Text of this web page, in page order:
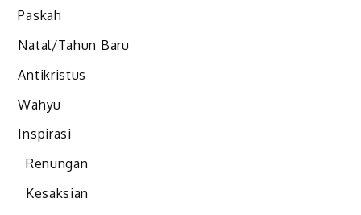
Paskah
Natal/Tahun Baru
Antikristus
Wahyu
Inspirasi
Renungan
Kesaksian